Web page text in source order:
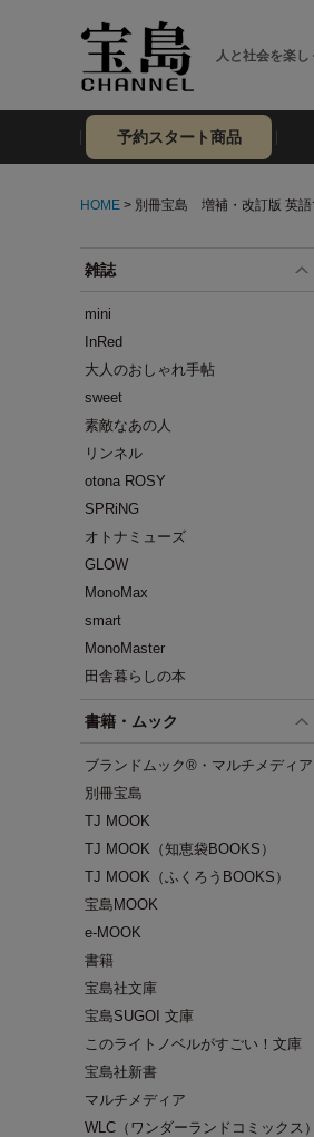
人と社会を楽
予約スタート商品
HOME > 別冊宝島 増補・改訂版 英語
雑誌
mini
InRed
大人のおしゃれ手帖
sweet
素敵なあの人
リンネル
otona ROSY
SPRiNG
オトナミューズ
GLOW
MonoMax
smart
MonoMaster
田舎暮らしの本
書籍・ムック
ブランドムック®・マルチメディア
別冊宝島
TJ MOOK
TJ MOOK（知恵袋BOOKS）
TJ MOOK（ふくろうBOOKS）
宝島MOOK
e-MOOK
書籍
宝島社文庫
宝島SUGOI 文庫
このライトノベルがすごい！文庫
宝島社新書
マルチメディア
WLC（ワンダーランドコミックス）